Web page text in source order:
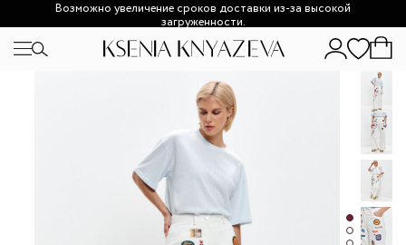
Возможно увеличение сроков доставки из-за высокой
загруженности.